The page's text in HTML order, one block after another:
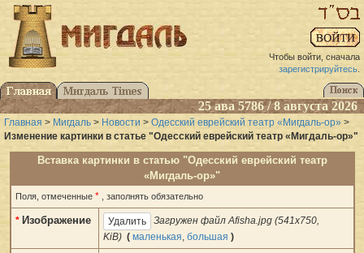
Чтобы войти, сначала
зарегистрируйтесь.
25 ава 5786 / 8 августа 2026
Главная > Мигдаль > Новости > Одесский еврейский театр «Мигдаль-ор» >
Изменение картинки в статье "Одесский еврейский театр «Мигдаль-ор»"
Вставка картинки в статью "Одесский еврейский театр
«Мигдаль-ор»"
Поля, отмеченные * , заполнять обязательно
* Изображение
Загружен файл Afisha.jpg (541x750,
KiB) ( маленькая большая )